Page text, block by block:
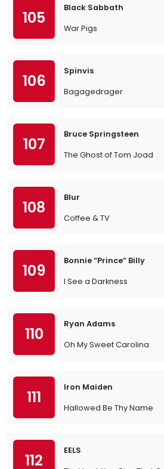
105
Black Sabbath
War Pigs
106
Spinvis
Bagagedrager
107
Bruce Springsteen
The Ghost of Tom Joad
108
Blur
Coffee & TV
109
Bonnie “Prince” Billy
I See a Darkness
110
Ryan Adams
Oh My Sweet Carolina
111
Iron Maiden
Hallowed Be Thy Name
112
EELS